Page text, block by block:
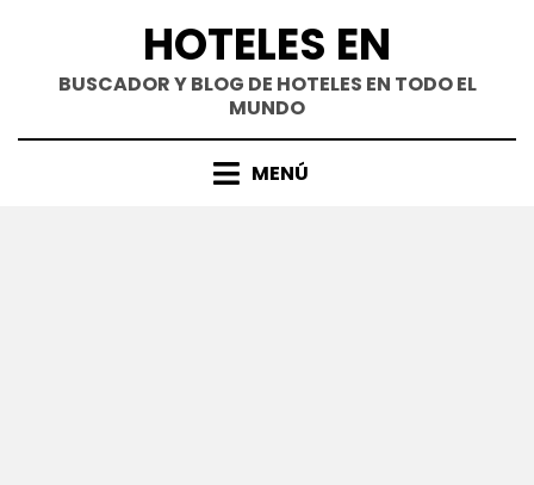
contenido
HOTELES EN
BUSCADOR Y BLOG DE HOTELES EN TODO EL
MUNDO
MENÚ